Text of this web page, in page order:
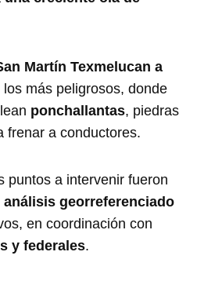
Martín Texmelucan a
más peligrosos, donde
ponchallantas, piedras
frenar a conductores.
puntos a intervenir fueron
análisis georreferenciado
en coordinación con
y federales.